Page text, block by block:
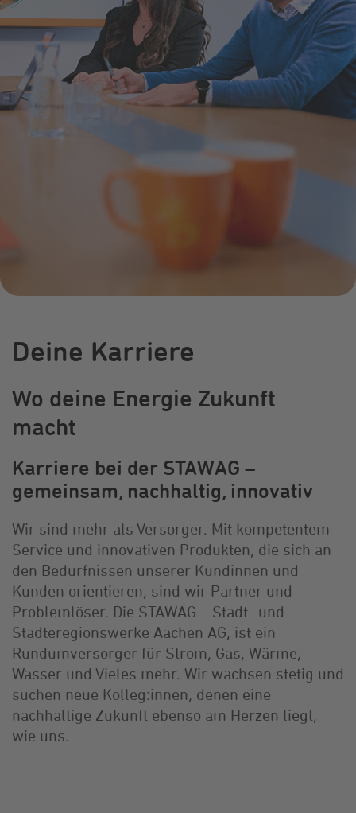
Online-Service
Umzugsservice
Energieberatung
Energiefragen
Kündigung
Wärmestrom
Treue-Bonus
Vorteile
Deine Karriere
Wo deine Energie Zukunft
macht
Karriere bei der STAWAG –
gemeinsam, nachhaltig, innovativ
Wir sind mehr als Versorger. Mit kompetentem
Service und innovativen Produkten, die sich an
den Bedürfnissen unserer Kundinnen und
Kunden orientieren, sind wir Partner und
Problemlöser. Die STAWAG – Stadt- und
Städteregionswerke Aachen AG, ist ein
Rundumversorger für Strom, Gas, Wärme,
Wasser und Vieles mehr. Wir wachsen stetig und
suchen neue Kolleg:innen, denen eine
nachhaltige Zukunft ebenso am Herzen liegt,
wie uns.